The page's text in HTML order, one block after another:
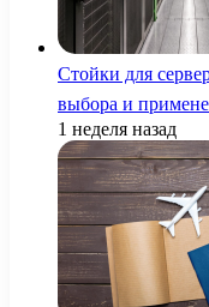
Стойки для
выбора и
1 неделя назад